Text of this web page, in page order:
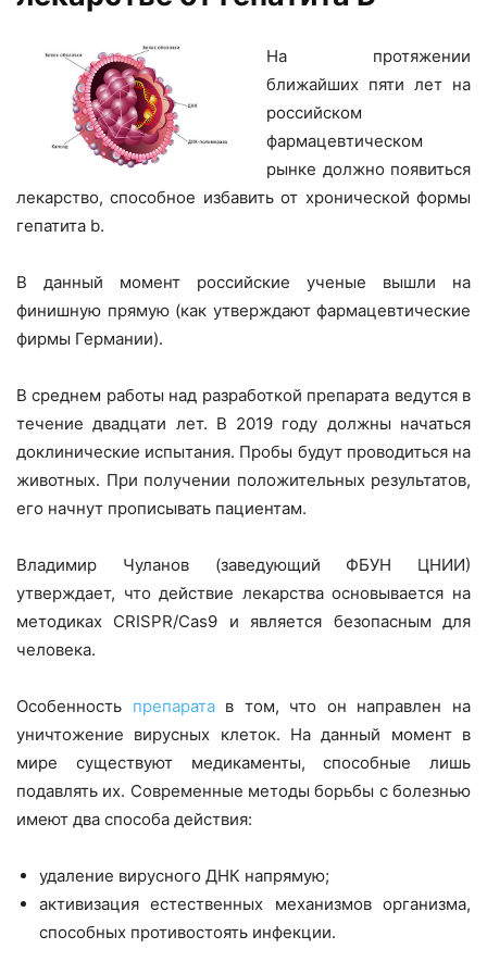
На протяжении
ближайших пяти лет на
российском
фармацевтическом
рынке должно появиться
лекарство, способное избавить от хронической формы
гепатита b.
В данный момент российские ученые вышли на
финишную прямую (как утверждают фармацевтические
фирмы Германии).
В среднем работы над разработкой препарата ведутся в
течение двадцати лет. В 2019 году должны начаться
доклинические испытания. Пробы будут проводиться на
животных. При получении положительных результатов,
его начнут прописывать пациентам.
Владимир Чуланов (заведующий ФБУН ЦНИИ)
утверждает, что действие лекарства основывается на
методиках CRISPR/Cas9 и является безопасным для
человека.
Особенность препаратав том, что он направлен на
уничтожение вирусных клеток. На данный момент в
мире существуют медикаменты, способные лишь
подавлять их. Современные методы борьбы с болезнью
имеют два способа действия:
удаление вирусного ДНК напрямую;
активизация естественных механизмов организма,
способных противостоять инфекции.